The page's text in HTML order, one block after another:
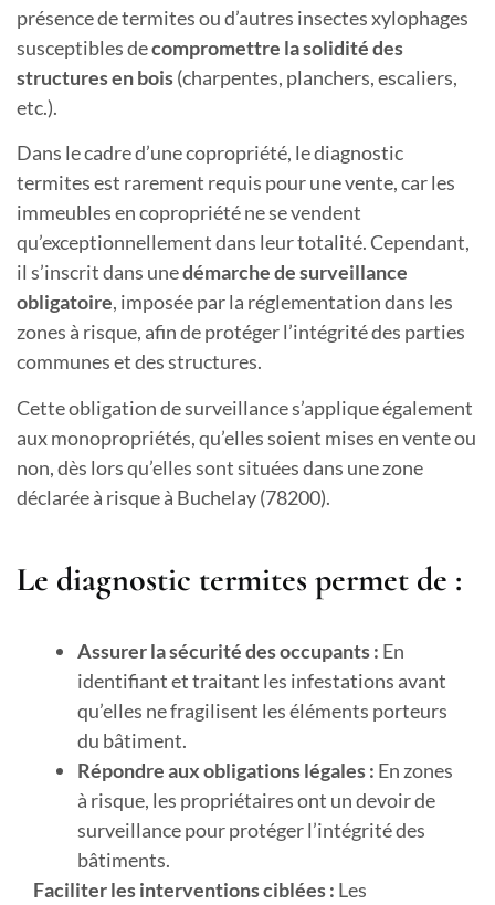
présence de termites ou d’autres insectes xylophages
susceptibles decompromettre la solidité des
structures en bois(charpentes, planchers, escaliers,
etc.).
Dans le cadre d’une copropriété, le diagnostic
termites est rarement requis pour une vente, car les
immeubles en copropriété ne se vendent
qu’exceptionnellement dans leur totalité. Cependant,
il s’inscrit dans unedémarche de surveillance
obligatoire, imposée par la réglementation dans les
zones à risque, afin de protéger l’intégrité des parties
communes et des structures.
Cette obligation de surveillance s’applique également
aux monopropriétés, qu’elles soient mises en vente ou
non, dès lors qu’elles sont situées dans une zone
déclarée à risqueà Buchelay (78200).
Le diagnostic termites permet de :
Assurer la sécurité des occupants : En
identifiant et traitant les infestations avant
qu’elles ne fragilisent les éléments porteurs
du bâtiment.
Répondre aux obligations légales : En zones
à risque, les propriétaires ont un devoir de
surveillance pour protéger l’intégrité des
bâtiments.
Faciliter les interventions ciblées : Les